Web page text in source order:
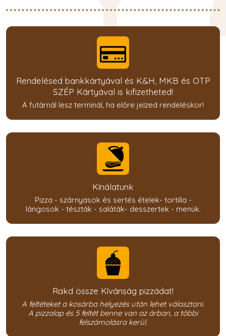
Rendelésed bankkártyával és K&H, MKB és OTP
SZÉP Kártyával is kifizetheted!
A futárnál lesz terminál, ha előre jelzed rendeléskor!
Kínálatunk
Pizza - szárnyasok és sertés ételek- tortilla -
lángosok - tészták - saláták- desszertek - menük.
Rakd össze Kívánság pizzádat!
A feltéteket a kosárba helyezés után lehet választani.
A pizzalap és 5 feltét benne van az árban, a többi
felszámolásra kerül.